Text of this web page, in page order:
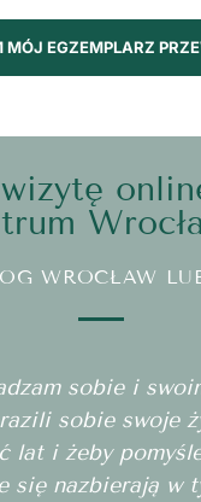
MÓJ EGZEMPLARZ
WROCŁAW
sobie i
sobie swoje
lat i żeby
się nazbierają w